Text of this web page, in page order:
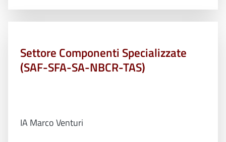
Settore Componenti Specializzate
(SAF-SFA-SA-NBCR-TAS)
IA Marco Venturi